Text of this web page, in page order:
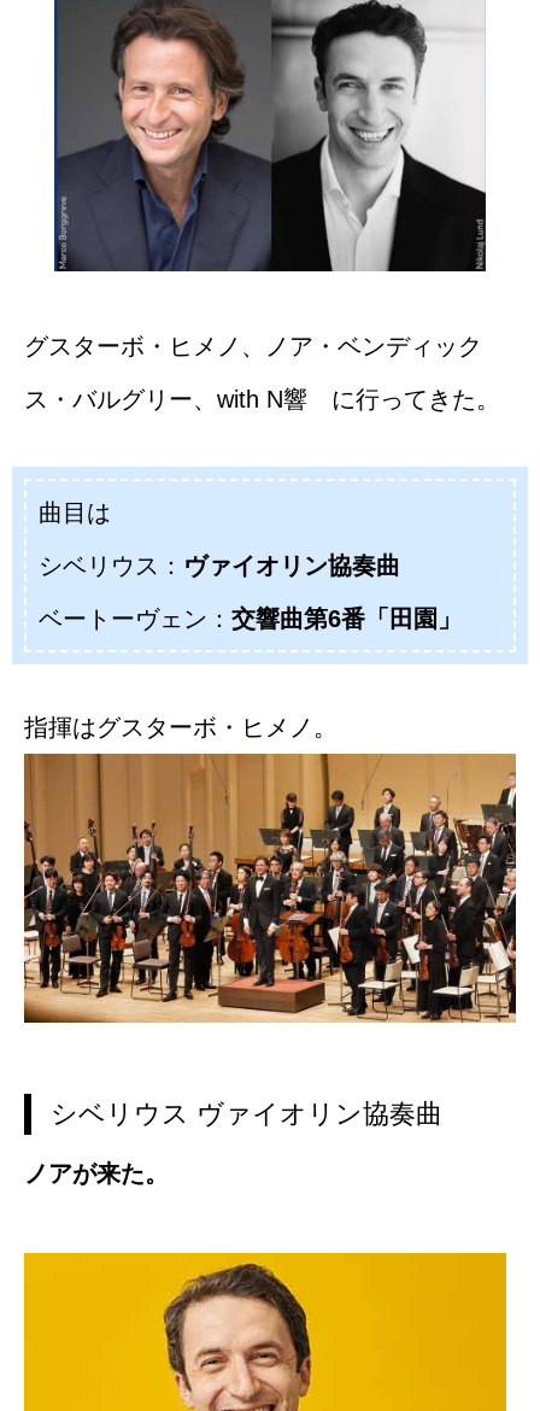
グスターボ・ヒメノ、ノア・ベンディック
ス・バルグリー、with N響 に行ってきた。
曲目は
シベリウス： ヴァイオリン協奏曲
ベートーヴェン： 交響曲第6番「田園」
指揮はグスターボ・ヒメノ。
シベリウス ヴァイオリン協奏曲
ノアが来た。